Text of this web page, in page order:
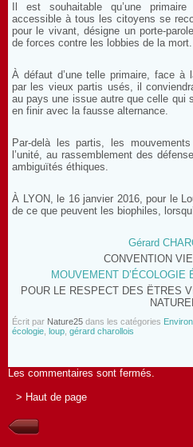
Il est souhaitable qu’une
accessible à tous les citoyens se
pour le vivant, désigne un porte-
de forces contre les lobbies de la mort.
À défaut d’une telle primaire, face à
par les vieux partis usés, il
au pays une issue autre que celle qui
en finir avec la fausse alternance.
Par-delà les partis, les
l’unité, au rassemblement des
ambiguïtés éthiques.
À LYON, le 16 janvier 2016, pour le
de ce que peuvent les biophiles,
Gérard
CONVENTION
MOUVEMENT D’ÉCOLOGIE
POUR LE RESPECT DES ËTRES
Écrit par Nature25 dans les catégories
écologie
loup gérard charollois
Les commentaires sont fermés.
> Haut de page